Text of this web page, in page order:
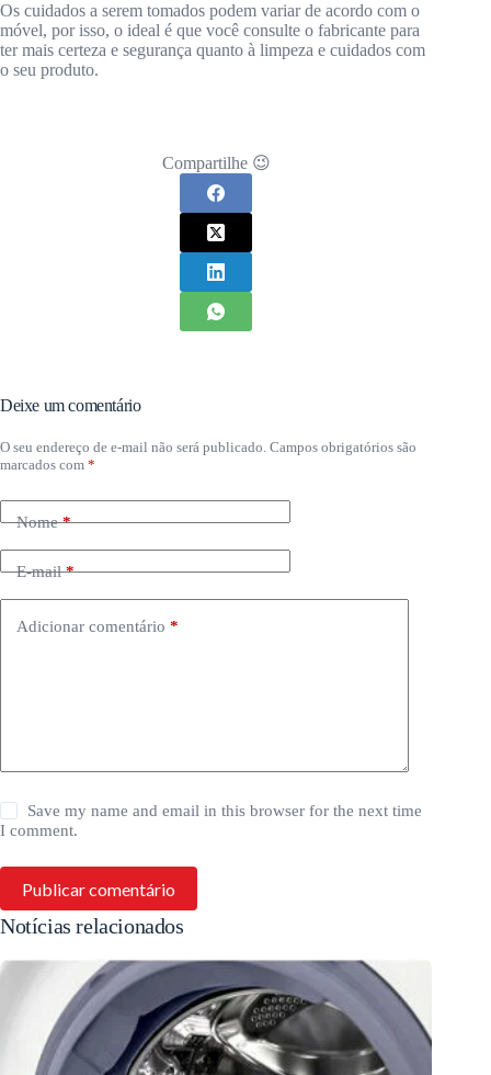
Os cuidados a serem tomados podem variar de acordo com o
móvel, por isso, o ideal é que você consulte o fabricante para
ter mais certeza e segurança quanto à limpeza e cuidados com
o seu produto.
Compartilhe 😉
Deixe um comentário
O seu endereço de e-mail não será publicado. Campos obrigatórios são
marcados com *
Nome*
E-mail*
Adicionar comentário *
Save my name and email in this browser for the next time
I comment.
Publicar comentário
Notícias relacionados